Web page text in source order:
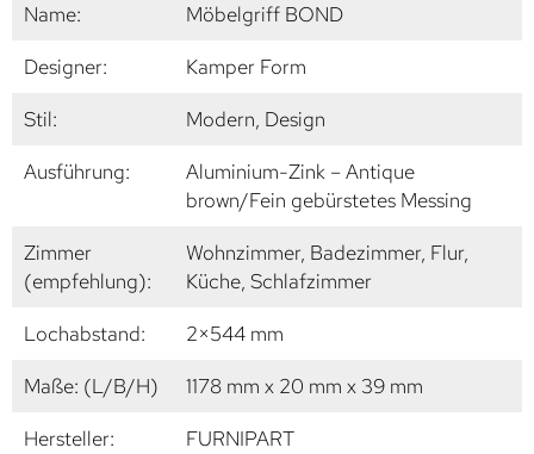
Name:
Möbelgriff BOND
Designer:
Kamper Form
Stil:
Modern, Design
Ausführung:
Aluminium-Zink – Antique
brown/Fein gebürstetes Messing
Zimmer
(empfehlung):
Wohnzimmer, Badezimmer, Flur,
Küche, Schlafzimmer
Lochabstand:
2×544 mm
Maße: (L/B/H)
1178 mm x 20 mm x 39 mm
Hersteller:
FURNIPART